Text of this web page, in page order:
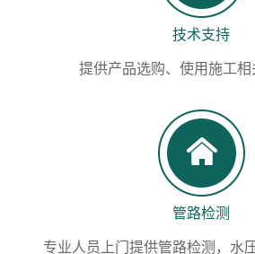
技术支持
提供产品选购、使用施工相
管路检测
专业人员上门提供管路检测，水